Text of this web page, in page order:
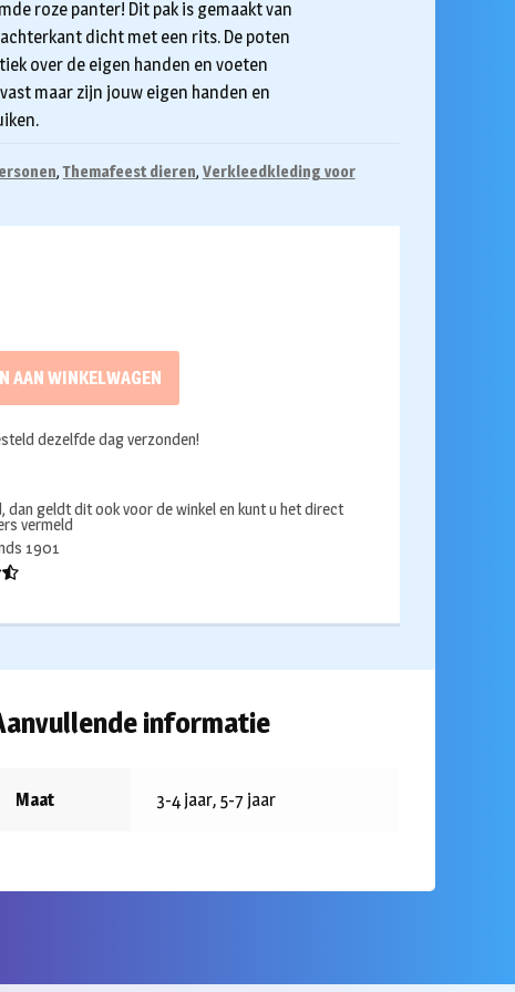
roze panter! Dit pak is gemaakt van
dicht met een rits. De poten
over de eigen handen en voeten
maar zijn jouw eigen handen en
,Themafeest dieren, Verkleedkleding voor
AAN WINKELWAGEN
dezelfde dag verzonden!
geldt dit ook voor de winkel en kunt u het direct
vermeld
1901
informatie
Maat 3-4 jaar, 5-7 jaar